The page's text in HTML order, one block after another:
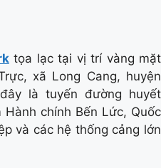
tọa lạc tại vị trí vàng mặt
xã Long Cang, huyện
là tuyến đường huyết
chính Bến Lức, Quốc
và các hệ thống cảng lớn